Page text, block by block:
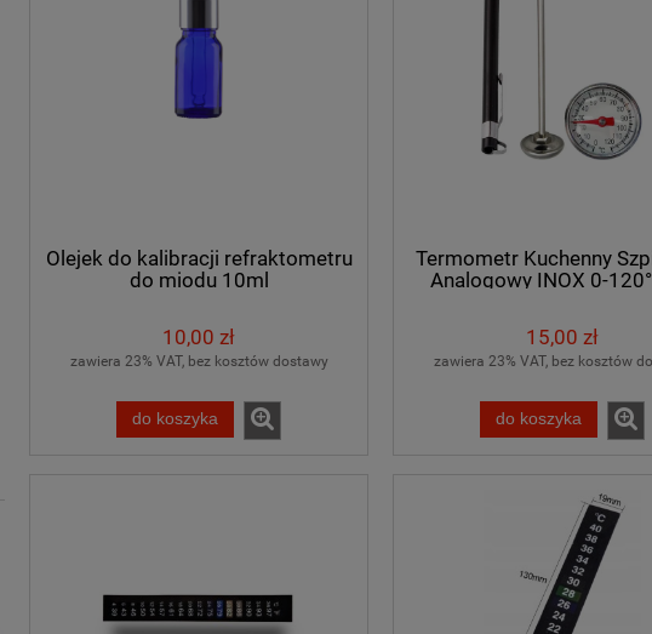
Olejek do kalibracji refraktometru
do miodu 10ml
10,00 zł
zawiera 23% VAT, bez kosztów dostawy
do koszyka
Termometr Kuchenny
Analogowy INOX 0-
15,00 zł
zawiera 23% VAT, bez kosztów
do koszyka